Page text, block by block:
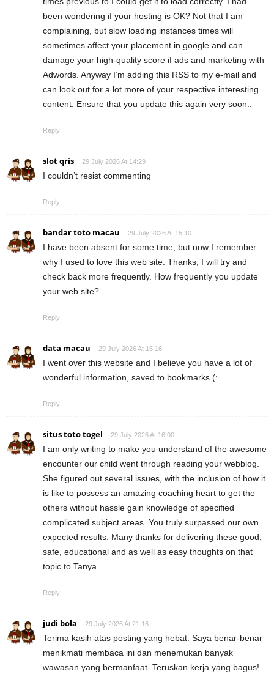
been wondering if your hosting is OK? Not that I am
complaining, but slow loading instances times will
sometimes affect your placement in google and can
damage your high-quality score if ads and marketing with
Adwords. Anyway I’m adding this RSS to my e-mail and
can look out for a lot more of your respective interesting
content. Ensure that you update this again very soon..
Reply
slot qris 29 July 2026 At 14:29
I couldn’t resist commenting
Reply
bandar toto macau 29 July 2026 At 15:10
I have been absent for some time, but now I remember
why I used to love this web site. Thanks, I will try and
check back more frequently. How frequently you update
your web site?
Reply
data macau 29 July 2026 At 15:16
I went over this website and I believe you have a lot of
wonderful information, saved to bookmarks (:.
Reply
situs toto togel 29 July 2026 At 16:00
I am only writing to make you understand of the awesome
encounter our child went through reading your webblog.
She figured out several issues, with the inclusion of how it
is like to possess an amazing coaching heart to get the
others without hassle gain knowledge of specified
complicated subject areas. You truly surpassed our own
expected results. Many thanks for delivering these good,
safe, educational and as well as easy thoughts on that
topic to Tanya.
Reply
judi bola 29 July 2026 At 21:16
Terima kasih atas posting yang hebat. Saya benar-benar
menikmati membaca ini dan menemukan banyak
wawasan yang bermanfaat. Teruskan kerja yang bagus!